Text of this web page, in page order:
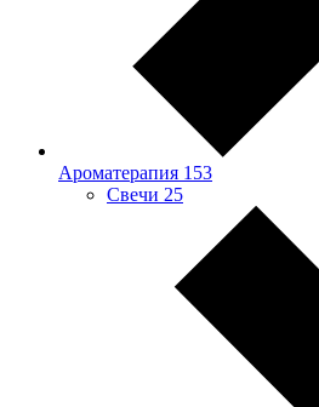
Ароматерапия 153
Свечи 25